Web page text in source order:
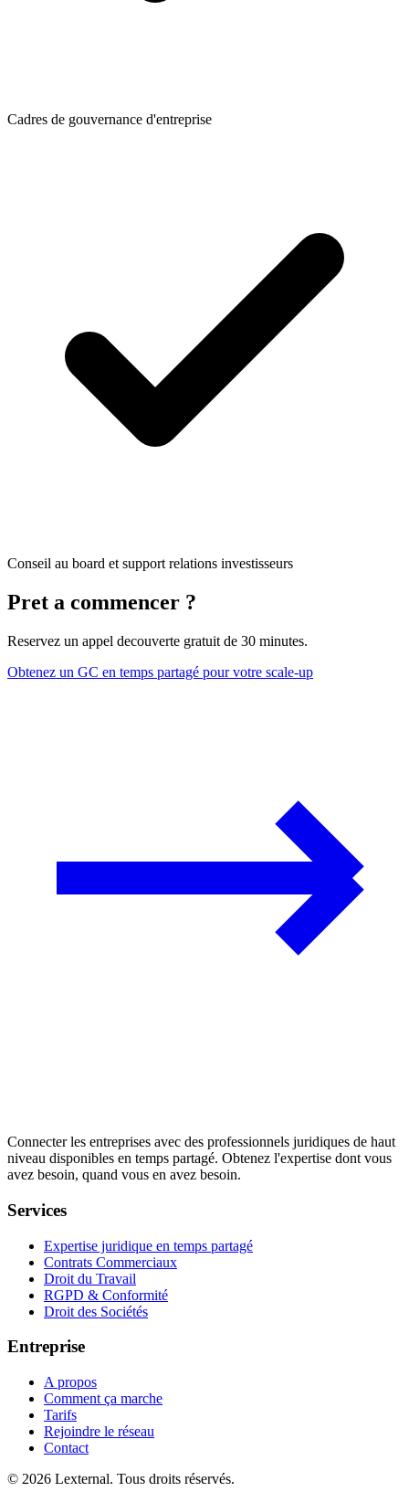
Cadres de gouvernance d'entreprise
Conseil au board et support relations investisseurs
Pret a commencer ?
Reservez un appel decouverte gratuit de 30 minutes.
Obtenez un GC en temps partagé pour votre scale-up
Connecter les entreprises avec des professionnels juridiques de haut
niveau disponibles en temps partagé. Obtenez l'expertise dont vous
avez besoin, quand vous en avez besoin.
Services
Expertise juridique en temps partagé
Contrats Commerciaux
Droit du Travail
RGPD & Conformité
Droit des Sociétés
Entreprise
A propos
Comment ça marche
Tarifs
Rejoindre le réseau
Contact
© 2026 Lexternal. Tous droits réservés.